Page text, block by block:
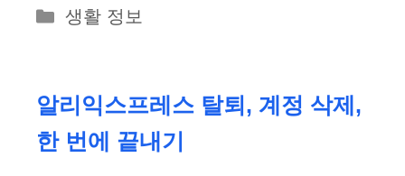
카
리
생활 정보
알리익스프레스 탈퇴, 계정 삭제,
한 번에 끝내기